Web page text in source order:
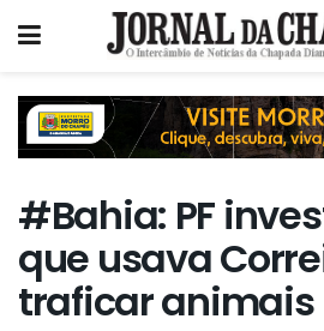
#Bahia: PF
que usava
traficar animais